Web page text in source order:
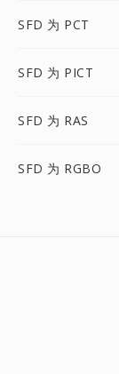
SFD 为 PCT
SFD 为 PICT
SFD 为 RAS
SFD 为 RGBO